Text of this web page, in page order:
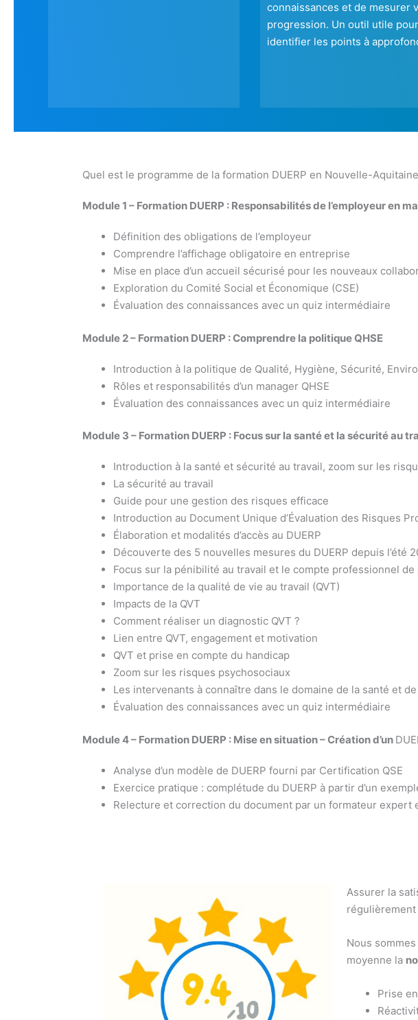
connaissances et de mesurer
progression. Un outil utile pour
identifier les points à
Quel est le programme de la formation DUERP en Nouvelle-
Module 1 – Formation DUERP : Responsabilités de l’employeur en
Définition des obligations de l’employeur
Comprendre l’affichage obligatoire en entreprise
Mise en place d’un accueil sécurisé pour les nouveaux
Exploration du Comité Social et Économique (CSE)
Évaluation des connaissances avec un quiz intermédiaire
Module 2 – Formation DUERP : Comprendre la politique QHSE
Introduction à la politique de Qualité, Hygiène, Sécurité,
Rôles et responsabilités d’un manager QHSE
Évaluation des connaissances avec un quiz intermédiaire
Module 3 – Formation DUERP : Focus sur la santé et la sécurité au
Introduction à la santé et sécurité au travail, zoom sur les
La sécurité au travail
Guide pour une gestion des risques efficace
Introduction au Document Unique d’Évaluation des Risques
Élaboration et modalités d’accès au DUERP
Découverte des 5 nouvelles mesures du DUERP depuis l’été
Focus sur la pénibilité au travail et le compte professionnel de
Importance de la qualité de vie au travail (QVT)
Impacts de la QVT
Comment réaliser un diagnostic QVT ?
Lien entre QVT, engagement et motivation
QVT et prise en compte du handicap
Zoom sur les risques psychosociaux
Les intervenants à connaître dans le domaine de la santé et
Évaluation des connaissances avec un quiz intermédiaire
Module 4 – Formation DUERP : Mise en situation – Création d’un
Analyse d’un modèle de DUERP fourni par Certification QSE
Exercice pratique : complétude du DUERP à partir d’un
Relecture et correction du document par un formateur expert
Assurer la
régulièrement
Nous
moyenne la
Prise